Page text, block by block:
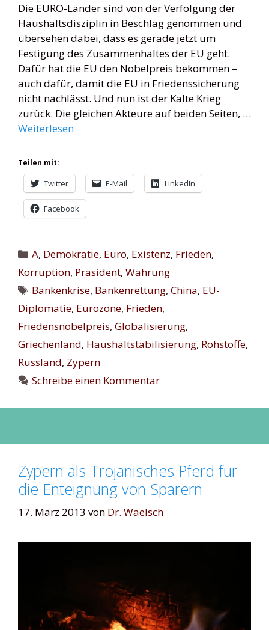
Die EURO-Länder sind von der Verfolgung der
Haushaltsdisziplin in Beschlag genommen und
übersehen dabei, dass es gerade jetzt um
Festigung des Zusammenhaltes der EU geht.
Dafür hat die EU den Nobelpreis bekommen –
auch dafür, damit die EU in Friedenssicherung
nicht nachlässt. Und nun ist der Kalte Krieg
zurück. Die gleichen Akteure auf beiden Seiten, …
Weiterlesen
Teilen mit:
Twitter E-Mail LinkedIn
Facebook
Kategorien
A, Demokratie, Euro, Existenz, Frieden,
Korruption, Präsident, Währung
Schlagwörter
Bankenkrise, Bankenrettung,China, EU-
Diplomatie, Eurozone, Frieden,
Friedensnobelpreis, Globalisierung,
Griechenland, Haushaltstabilisierung, Rohstoffe,
Russland, Zypern
Schreibe einen Kommentar
Zypern als Trojanisches Pferd für
die Enteignung von Sparern
17. März 2013 von Dr. Waelsch